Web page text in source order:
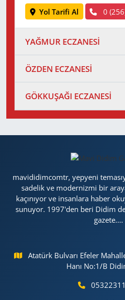
Yol Tarifi Al 0
YAĞMUR ECZANESİ
ÖZDEN ECZANESİ
GÖKKUŞAĞI ECZANESİ
mavididimcomtr, yepyeni
sadelik ve modernizmi bir
kaçınıyor ve insanlara haber
sunuyor. 1997'den beri Didim de
gazete....
Atatürk Bulvarı Efeler
Hanı No:1/B